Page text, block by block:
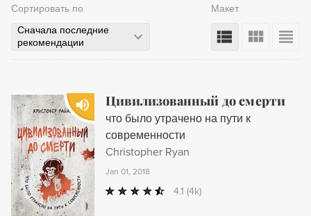
Сортировать по
Сначала последние
рекомендации
Макет
Цивилизованный до смерти
что было утрачено на пути к
современности
Christopher Ryan
Jan 01, 2018
4.1 (4k)